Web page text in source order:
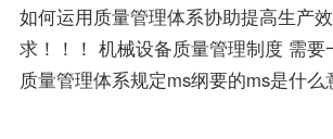
如何运用质量管理体系协助提高生产
质量管理体系规定ms纲要的ms是什么